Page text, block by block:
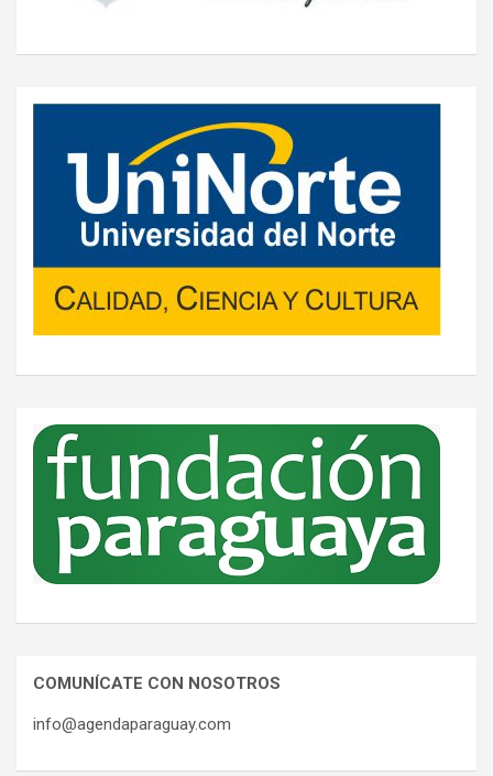
COMUNÍCATE CON NOSOTROS
info@agendaparaguay.com